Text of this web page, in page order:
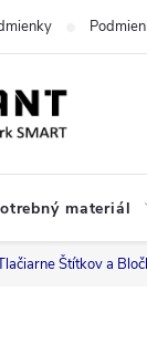
materiál
Štítkov a